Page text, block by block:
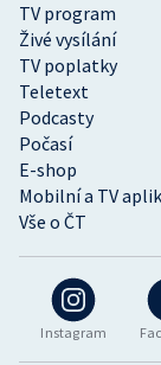
Instagram
TV program
Živé vysílání
TV poplatky
Teletext
Podcasty
Počasí
E-shop
Mobilní a TV
Vše o ČT